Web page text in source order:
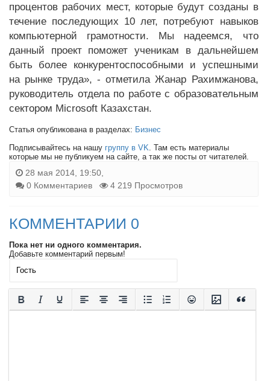
процентов рабочих мест, которые будут созданы в
течение последующих 10 лет, потребуют навыков
компьютерной грамотности. Мы надеемся, что
данный проект поможет ученикам в дальнейшем
быть более конкурентоспособными и успешными
на рынке труда», - отметила Жанар Рахимжанова,
руководитель отдела по работе с образовательным
сектором Microsoft Казахстан.
Статья опубликована в разделах: Бизнес
Подписывайтесь на нашу группу в VK . Там есть материалы
которые мы не публикуем на сайте, а так же посты от читателей.
28 мая 2014, 19:50,
0 Комментариев
4 219 Просмотров
КОММЕНТАРИИ 0
Пока нет ни одного комментария.
Добавьте комментарий первым!